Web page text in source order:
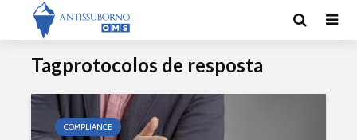
Tagprotocolos de resposta
COMPLIANCE